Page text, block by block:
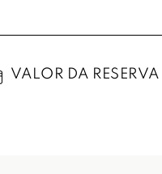
VALOR DA RESERVA